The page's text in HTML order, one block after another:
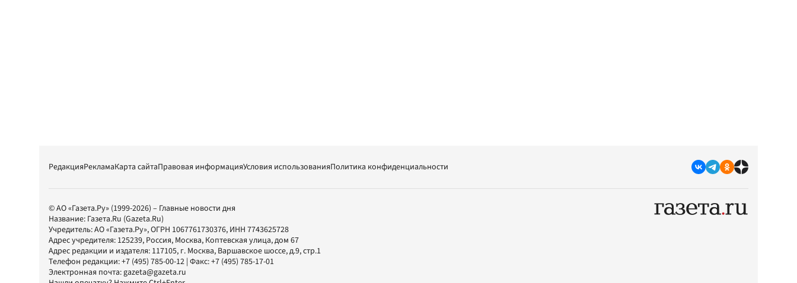
РедакцияРекламаКарта сайтаПравовая информацияУсловия использованияПолитика конфиденциальности
© АО «Газета.Ру» (1999-2026) – Главные новости дня
Название: Газета.Ru (Gazeta.Ru)
Учредитель:АО «Газета.Ру», ОГРН 1067761730376, ИНН 7743625728
Адрес учредителя: 125239, Россия, Москва, Коптевская улица, дом 67
Адрес редакции и издателя: 117105, г. Москва, Варшавское шоссе, д.9, стр.1
Телефон редакции:+7 (495) 785-00-12 | Факс:+7 (495) 785-17-01
Электронная почта:gazeta@gazeta.ru